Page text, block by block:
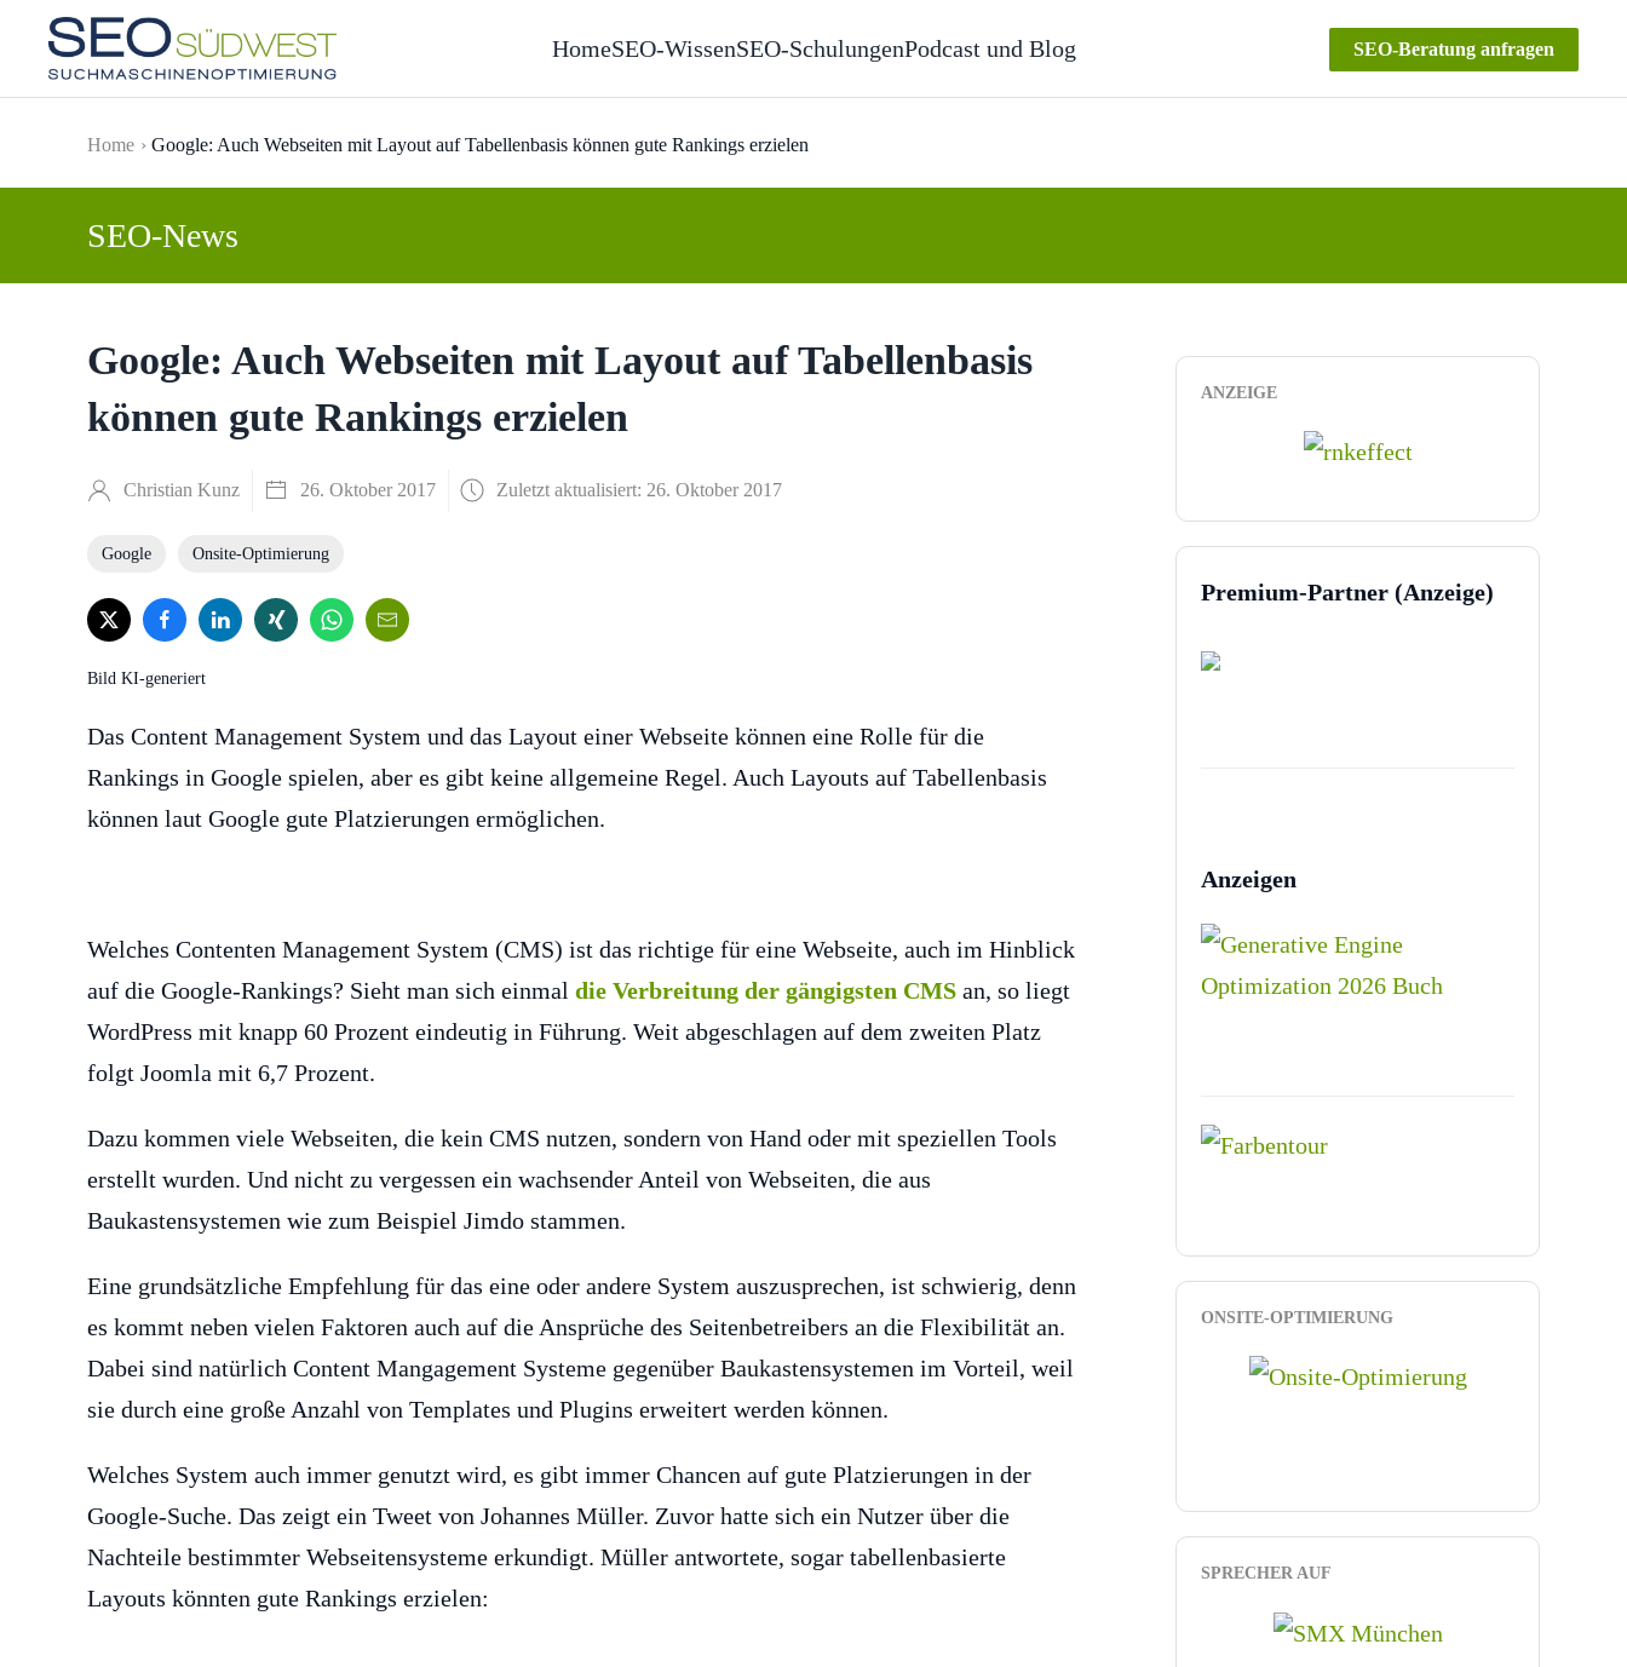
Skip to main content
HomeSEO-WissenSEO-SchulungenPodcast und Blog SEO-Beratung anfragen
Home Google: Auch Webseiten mit Layout auf Tabellenbasis können gute Rankings erzielen
SEO-News
Google: Auch Webseiten mit Layout auf Tabellenbasis
können gute Rankings erzielen
Christian Kunz 26. Oktober 2017 Zuletzt aktualisiert: 26. Oktober 2017
Google Onsite-Optimierung
Bild KI-generiert
Das Content Management System und das Layout einer Webseite können eine Rolle für die
Rankings in Google spielen, aber es gibt keine allgemeine Regel. Auch Layouts auf Tabellenbasis
können laut Google gute Platzierungen ermöglichen.
Welches Contenten Management System (CMS) ist das richtige für eine Webseite, auch im Hinblick
auf die Google-Rankings? Sieht man sich einmal die Verbreitung der gängigsten CMS an, so liegt
WordPress mit knapp 60 Prozent eindeutig in Führung. Weit abgeschlagen auf dem zweiten Platz
folgt Joomla mit 6,7 Prozent.
Dazu kommen viele Webseiten, die kein CMS nutzen, sondern von Hand oder mit speziellen Tools
erstellt wurden. Und nicht zu vergessen ein wachsender Anteil von Webseiten, die aus
Baukastensystemen wie zum Beispiel Jimdo stammen.
Eine grundsätzliche Empfehlung für das eine oder andere System auszusprechen, ist schwierig, denn
es kommt neben vielen Faktoren auch auf die Ansprüche des Seitenbetreibers an die Flexibilität an.
Dabei sind natürlich Content Mangagement Systeme gegenüber Baukastensystemen im Vorteil, weil
sie durch eine große Anzahl von Templates und Plugins erweitert werden können.
Welches System auch immer genutzt wird, es gibt immer Chancen auf gute Platzierungen in der
Google-Suche. Das zeigt ein Tweet von Johannes Müller. Zuvor hatte sich ein Nutzer über die
Nachteile bestimmter Webseitensysteme erkundigt. Müller antwortete, sogar tabellenbasierte
Layouts könnten gute Rankings erzielen:
ANZEIGE
Premium-Partner (Anzeige)
Anzeigen
ONSITE-OPTIMIERUNG
SPRECHER AUF